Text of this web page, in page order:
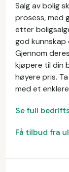
Salg av bolig
prosess, med
etter
god kunnskap
Gjennom
kjøpere til din
høyere pris.
med et
Se full
Få tilbud fra